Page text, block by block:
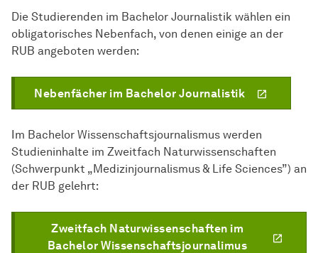
Die Studierenden im Bachelor Journalistik wählen ein
obligatorisches Nebenfach, von denen einige an der
RUB angeboten werden:
Nebenfächer im Bachelor Journalistik
Im Bachelor Wissenschaftsjournalismus werden
Studieninhalte im Zweitfach Naturwissenschaften
(Schwerpunkt „Medizinjournalismus & Life Sciences”) an
der RUB gelehrt:
Zweitfach Naturwissenschaften im
Bachelor Wissenschaftsjournalimus